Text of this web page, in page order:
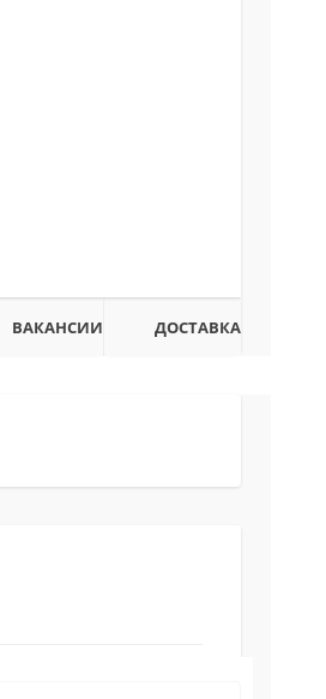
ВАКАНСИИ ДОСТАВКА